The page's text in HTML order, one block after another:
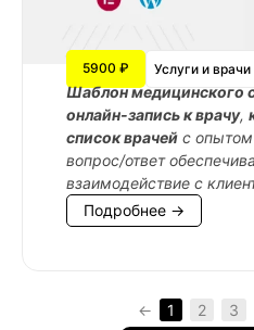
5900 ₽ Услуги и врачи
Шаблон медицинского
онлайн-запись к врачу,
список врачей с опытом
вопрос/ответ
взаимодействие с
Подробнее →
← 1 2 3